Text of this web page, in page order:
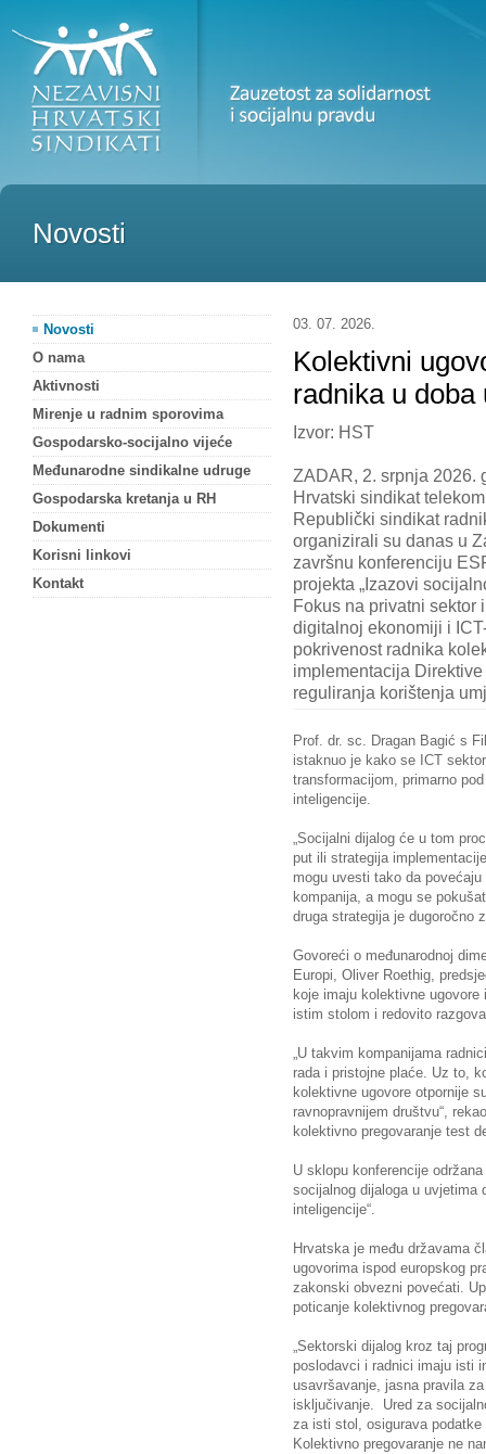
Novosti
03. 07. 2026.
Kolektivni
radnika u
Izvor: HST
ZADAR, 2. srpnja 2026.
Hrvatski sindikat
Republički sindikat
organizirali su danas u
završnu konferenciju
projekta „Izazovi
Fokus na privatni sektor
digitalnoj ekonomiji i
pokrivenost radnika
implementacija
reguliranja korištenja
Prof. dr. sc. Dragan Bagić s
istaknuo je kako se ICT
transformacijom, primarno
inteligencije.
„Socijalni dijalog će u tom
put ili strategija
mogu uvesti tako da
kompanija, a mogu se
druga strategija je dugoročno
Govoreći o međunarodnoj
Europi, Oliver Roethig,
koje imaju kolektivne
istim stolom i redovito
„U takvim kompanijama
rada i pristojne plaće. Uz to,
kolektivne ugovore otpornije
ravnopravnijem društvu“,
kolektivno pregovaranje test
U sklopu konferencije
socijalnog dijaloga u uvjetima
inteligencije“.
Hrvatska je među državama
ugovorima ispod europskog
zakonski obvezni povećati.
poticanje kolektivnog
„Sektorski dijalog kroz taj
poslodavci i radnici imaju isti
usavršavanje, jasna pravila
isključivanje. Ured za
za isti stol, osigurava
Kolektivno pregovaranje ne
Novosti
O nama
Aktivnosti
Mirenje u radnim sporovima
Gospodarsko-socijalno vijeće
Međunarodne sindikalne udruge
Gospodarska kretanja u RH
Dokumenti
Korisni linkovi
Kontakt